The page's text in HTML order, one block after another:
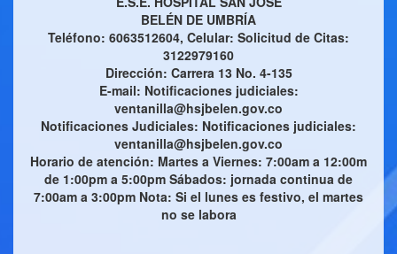
BELÉN DE UMBRÍA
Teléfono: 6063512604, Celular: Solicitud de Citas:
3122979160
Dirección: Carrera 13 No. 4-135
E-mail: Notificaciones judiciales:
ventanilla@hsjbelen.gov.co
Notificaciones Judiciales: Notificaciones judiciales:
ventanilla@hsjbelen.gov.co
Horario de atención: Martes a Viernes: 7:00am a 12:00m
de 1:00pm a 5:00pm Sábados: jornada continua de
7:00am a 3:00pm Nota: Si el lunes es festivo, el martes
no se labora